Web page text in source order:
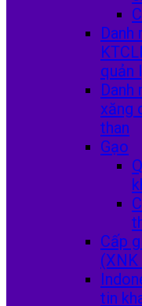
quản
xăng
than
Gạo
Cấp
tin